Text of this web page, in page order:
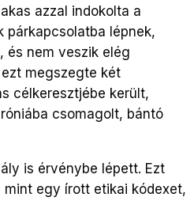
azzal indokolta a
párkapcsolatba lépnek,
és nem veszik elég
megszegte két
célkeresztjébe került,
csomagolt, bántó
is érvénybe lépett. Ezt
mint egy írott etikai kódexet,